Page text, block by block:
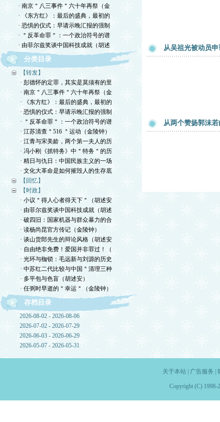
· 南京＂八三事件＂六十年再祭（金
· 《东方红》：最后的盛典，最初的
· 恐惧的仪式：早请示晚汇报的强制
· ＂反革命罪＂：一个政治符号的谱
· 由菲尔兹奖谈中国科技成就（胡述
分类目录
【转发】
· 彭德怀的定罪，其实是莫须有的里
· 南京＂八三事件＂六十年再祭（金
· 《东方红》：最后的盛典，最初的
· 恐惧的仪式：早请示晚汇报的强制
· ＂反革命罪＂：一个政治符号的谱
· 江苏清查＂516 ＂运动（金陵钟）
· 江青与宋美龄，两个第一夫人的历
· 冯小刚《抓特务》中＂特务＂的历
· 精日与仇日：中国民族主义的一场
· 文化大革命是如何摧毁人的生存底
【回忆】
【时政】
· 小议＂得人心者得天下＂（胡述安
· 由菲尔兹奖谈中国科技成就（胡述
· 破四旧：国家机器与群众暴力的合
· 读杨尚昆官方传记（金陵钟）
· 谈山货郎先生的辩论风格（胡述安
· 自由绝非免费！爱国并非罪过！（
· 光环与枷锁：毛远新与刘源的历史
· 中苏红二代比较与中国＂清理三种
· 多平包与色盲（胡述安）
· 任弼时早逝的＂幸运＂（金陵钟）
存档目录
2026-08-02 - 2026-08-06
2026-07-02 - 2026-07-29
2026-06-03 - 2026-06-29
2026-05-07 - 2026-05-31
从吴祖光被动员
从两个赞扬郭沫
关于本站| 广告服务
Copyright (C) 1998-